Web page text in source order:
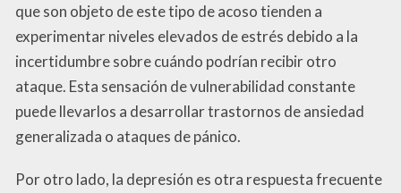
que son objeto de este tipo de acoso tienden a
experimentar niveles elevados de estrés debido a la
incertidumbre sobre cuándo podrían recibir otro
ataque. Esta sensación de vulnerabilidad constante
puede llevarlos a desarrollar trastornos de ansiedad
generalizada o ataques de pánico.
Por otro lado, la depresión es otra respuesta frecuente